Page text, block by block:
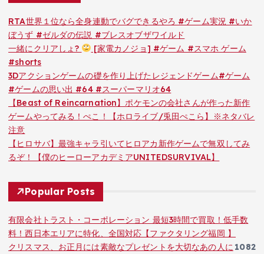
RTA世界１位なら全身連動でバグできるやろ #ゲーム実況 #いか
ぼうず #ゼルダの伝説 #ブレスオブザワイルド
一緒にクリアしょ?
[家電カノジョ] #ゲーム #スマホ ゲーム
#shorts
3Dアクションゲームの礎を作り上げたレジェンドゲーム#ゲーム
#ゲームの思い出 #64 #スーパーマリオ64
【Beast of Reincarnation】ポケモンの会社さんが作った新作
ゲームやってみる！ぺこ！【ホロライブ/兎田ぺこら】※ネタバレ
注意
【ヒロサバ】最強キャラ引いてヒロアカ新作ゲームで無双してみ
るぞ！【僕のヒーローアカデミアUNITEDSURVIVAL】
Popular Posts
有限会社トラスト・コーポレーション 最短3時間で買取！低手数
料！西日本エリアに特化、全国対応【ファクタリング福岡 】
1082
クリスマス、お正月には素敵なプレゼントを大切なあの人に